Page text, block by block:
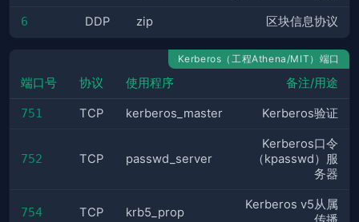
6 DDP zip 区块信息协议
Kerberos（工程Athena/MIT）端口
端口号 协议 使用程序 备注/用途
751 TCP kerberos_master Kerberos验证
752 TCP passwd_server
Kerberos口令
（kpasswd）服
务器
754 TCP krb5_prop
Kerberos v5从属